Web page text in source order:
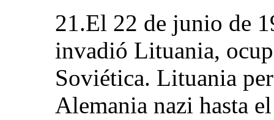
21.El 22 de junio de
invadió Lituania,
Soviética. Lituania
Alemania nazi hasta